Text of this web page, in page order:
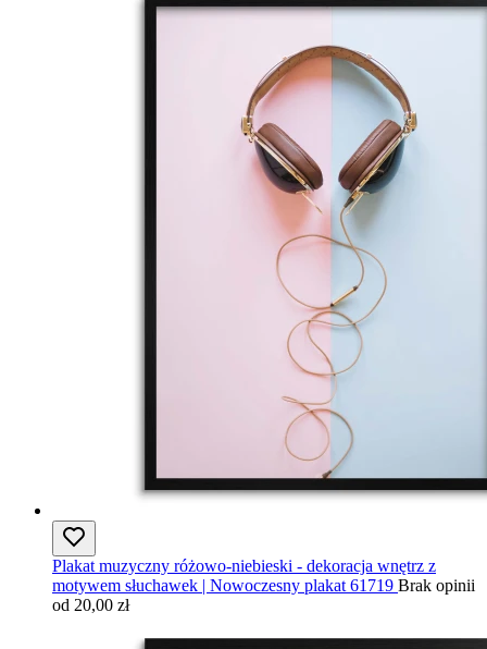
Plakat muzyczny różowo-niebieski - dekoracja wnętrz z
motywem słuchawek | Nowoczesny plakat 61719 Brak opinii
od 20,00 zł